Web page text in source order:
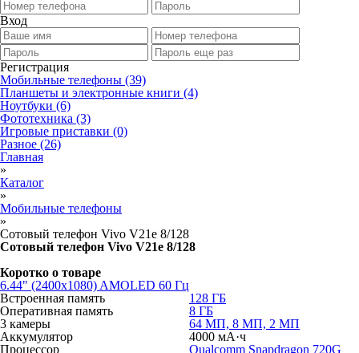
Вход
Регистрация
Мобильные телефоны (39)
Планшеты и электронные книги (4)
Ноутбуки (6)
Фототехника (3)
Игровые приставки (0)
Разное (26)
Главная
»
Каталог
»
Мобильные телефоны
»
Сотовый телефон Vivo V21е 8/128
Сотовый телефон Vivo V21е 8/128
Коротко о товаре
6.44" (2400x1080) AMOLED 60 Гц
Встроенная память
128 ГБ
Оперативная память
8 ГБ
3 камеры
64 МП, 8 МП, 2 МП
Аккумулятор
4000 мА·ч
Процессор
Qualcomm Snapdragon 720G